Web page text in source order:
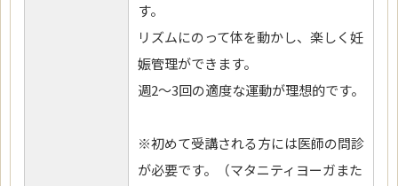
す。
リズムにのって体を動かし、楽しく妊
娠管理ができます。
週2～3回の適度な運動が理想的です。
※初めて受講される方には医師の問診
が必要です。（マタニティヨーガまた